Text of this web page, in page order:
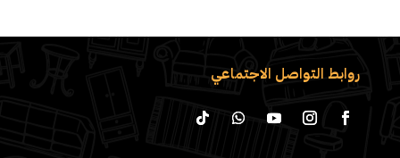
روابط التواصل الاجتماعي